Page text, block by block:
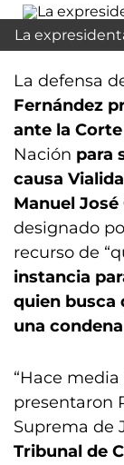
La
La defensa
Fernández
ante la Corte
Nación para
causa
Manuel
designado
recurso de
instancia
quien busca
una
“Hace
presentaron
Suprema de
Tribunal de